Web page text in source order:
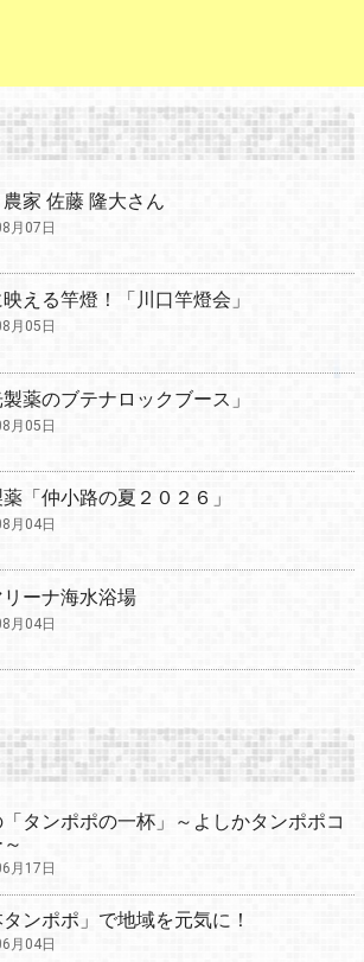
農家 佐藤 隆大さん
月07日
える竿燈！「川口竿燈会」
月05日
製薬のブテナロックブース」
月05日
薬「仲小路の夏２０２６」
月04日
ーナ海水浴場
月04日
タンポポの一杯」～よしかタンポポコ
月17日
タンポポ」で地域を元気に！
月04日